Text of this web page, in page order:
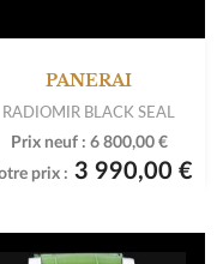
PANERAI
RADIOMIR BLACK SEAL
Prix neuf : 6 800,00 €
prix : 3 990,00 €